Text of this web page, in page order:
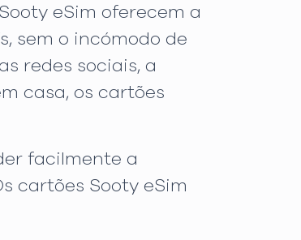
eSim oferecem a
sem o incómodo de
redes sociais, a
casa, os cartões
facilmente a
cartões Sooty eSim